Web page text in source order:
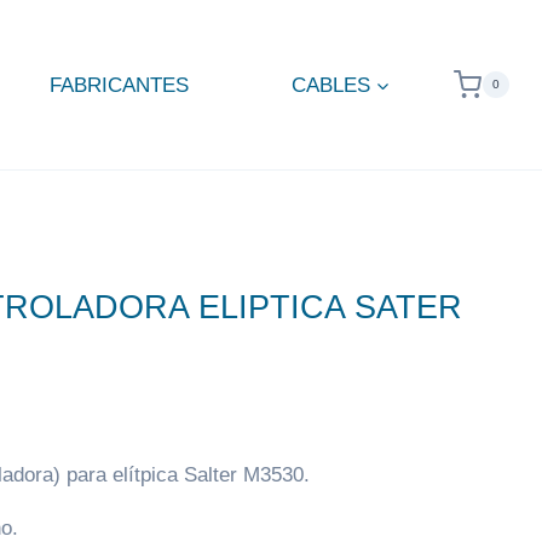
FABRICANTES CABLES 0
ELIPTICA SATER
para elítpica Salter M3530.